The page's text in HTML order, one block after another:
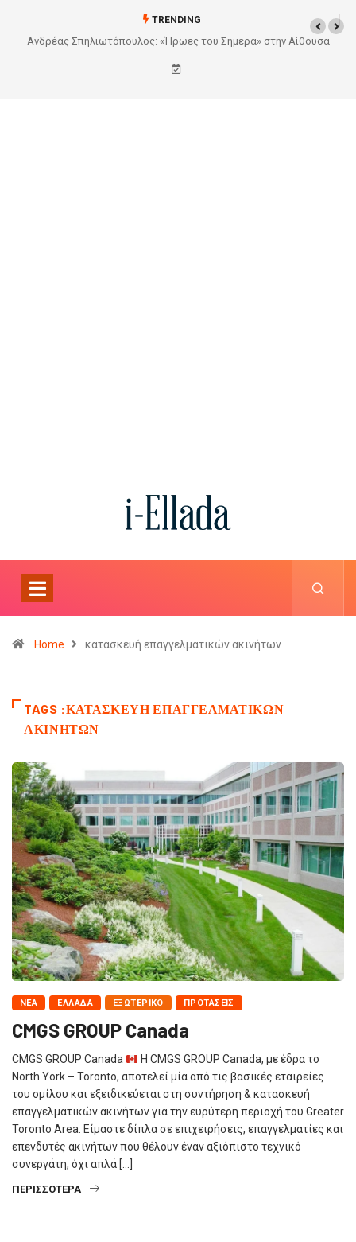
TRENDING
Από το Σχέδιο στην Πραγματικότητα
Home κατασκευή επαγγελματικών ακινήτων
TAGS :ΚΑΤΑΣΚΕΥΉ ΕΠΑΓΓΕΛΜΑΤΙΚΏΝ
ΑΚΙΝΉΤΩΝ
NΈΑ ΕΛΛΆΔΑ ΕΞΩΤΕΡΙΚΌ ΠΡΟΤΆΣΕΙΣ
CMGS GROUP Canada
CMGS GROUP Canada
Η CMGS GROUP Canada, με έδρα το
North York – Toronto, αποτελεί μία από τις βασικές εταιρείες
του ομίλου και εξειδικεύεται στη συντήρηση & κατασκευή
επαγγελματικών ακινήτων για την ευρύτερη περιοχή του Greater
Toronto Area. Είμαστε δίπλα σε επιχειρήσεις, επαγγελματίες και
επενδυτές ακινήτων που θέλουν έναν αξιόπιστο τεχνικό
συνεργάτη, όχι απλά […]
ΠΕΡΙΣΣΌΤΕΡΑ